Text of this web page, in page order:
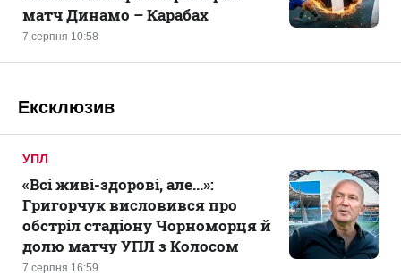
7 серпня 10:58
матч Динамо – Карабах
Ексклюзив
УПЛ
7 серпня 16:59
«Всі живі-здорові, але...»:
Григорчук висловився про
обстріл стадіону Чорноморця й
долю матчу УПЛ з Колосом